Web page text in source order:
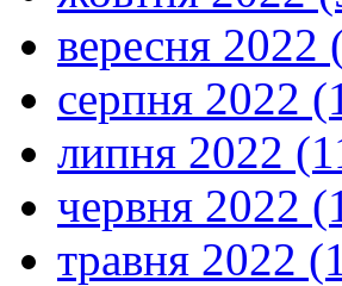
вересня 2022
серпня 2022
липня 2022
червня 2022
травня 2022